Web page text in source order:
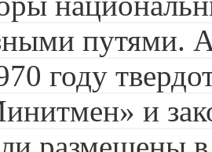
путями.
году
и